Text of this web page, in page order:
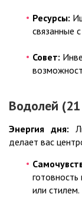
Ресурсы:
связанные
Совет:
Водолей
Энергия дня:
делает вас
или стилем.